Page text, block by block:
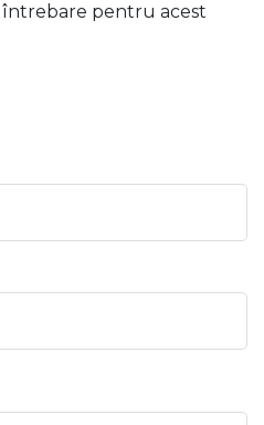
întrebare pentru acest